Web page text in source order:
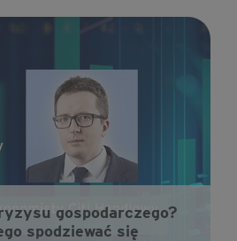
gospodarczego?
spodziewać się